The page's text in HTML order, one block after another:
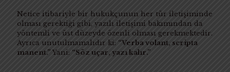
Netice itibariyle bir hukukçunun her tür iletişiminde
olması gerektiği gibi, yazılı iletişimi bakımından da
yöntemli ve üst düzeyde özenli olması gerekmektedir.
Ayrıca unutulmamalıdır ki: “Verba volant, scripta
manent.” Yani: “Söz uçar, yazı kalır.”